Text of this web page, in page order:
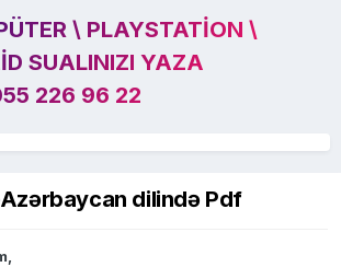
\ PLAYSTATION \
SUALINIZI YAZA
226 96 22
dilində Pdf
,